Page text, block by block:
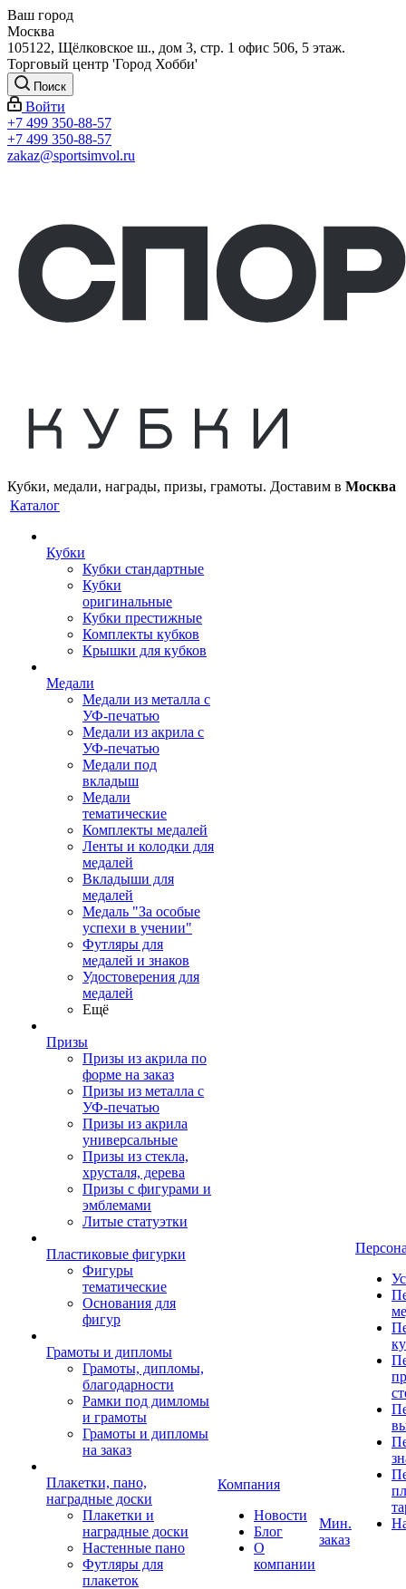
Ваш город
Москва
105122, Щёлковское ш., дом 3, стр. 1 офис 506, 5 этаж.
Торговый центр 'Город Хобби'
Поиск
Войти
+7 499 350-88-57
+7 499 350-88-57
zakaz@sportsimvol.ru
Кубки, медали, награды, призы, грамоты. Доставим в Москва
Каталог
Кубки
Кубки стандартные
Кубки
оригинальные
Кубки престижные
Комплекты кубков
Крышки для кубков
Медали
Медали из металла с
УФ-печатью
Медали из акрила с
УФ-печатью
Медали под
вкладыш
Медали
тематические
Комплекты медалей
Ленты и колодки для
медалей
Вкладыши для
медалей
Медаль "За особые
успехи в учении"
Футляры для
медалей и знаков
Удостоверения для
медалей
Ещё
Призы
Призы из акрила по
форме на заказ
Призы из металла с
УФ-печатью
Призы из акрила
универсальные
Призы из стекла,
хрусталя, дерева
Призы с фигурами и
эмблемами
Литые статуэтки
Пластиковые фигурки
Фигуры
тематические
Основания для
фигур
Грамоты и дипломы
Грамоты, дипломы,
благодарности
Рамки под димломы
и грамоты
Грамоты и дипломы
на заказ
Плакетки, пано,
наградные доски
Плакетки и
наградные доски
Настенные пано
Футляры для
плакеток
Компания
Новости
Блог
О
компании
Мин.
заказ